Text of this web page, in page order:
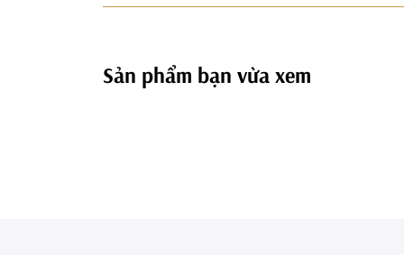
Sản phẩm bạn vừa xem